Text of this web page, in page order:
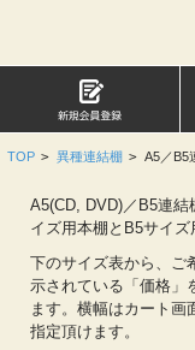
TOP > 異種連結棚 > A5／B5
A5(CD, DVD)／B5連
イズ用本棚とB5サイズ
下のサイズ表から、ご
示されている「価格」
ます。横幅はカート画
指定頂けます。